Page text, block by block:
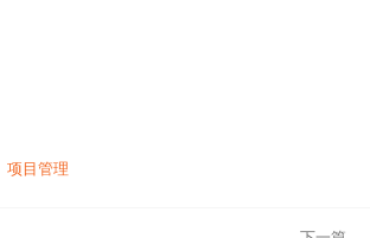
项目管理